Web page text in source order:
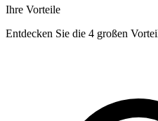
Ihre Vorteile
Entdecken Sie die 4 großen